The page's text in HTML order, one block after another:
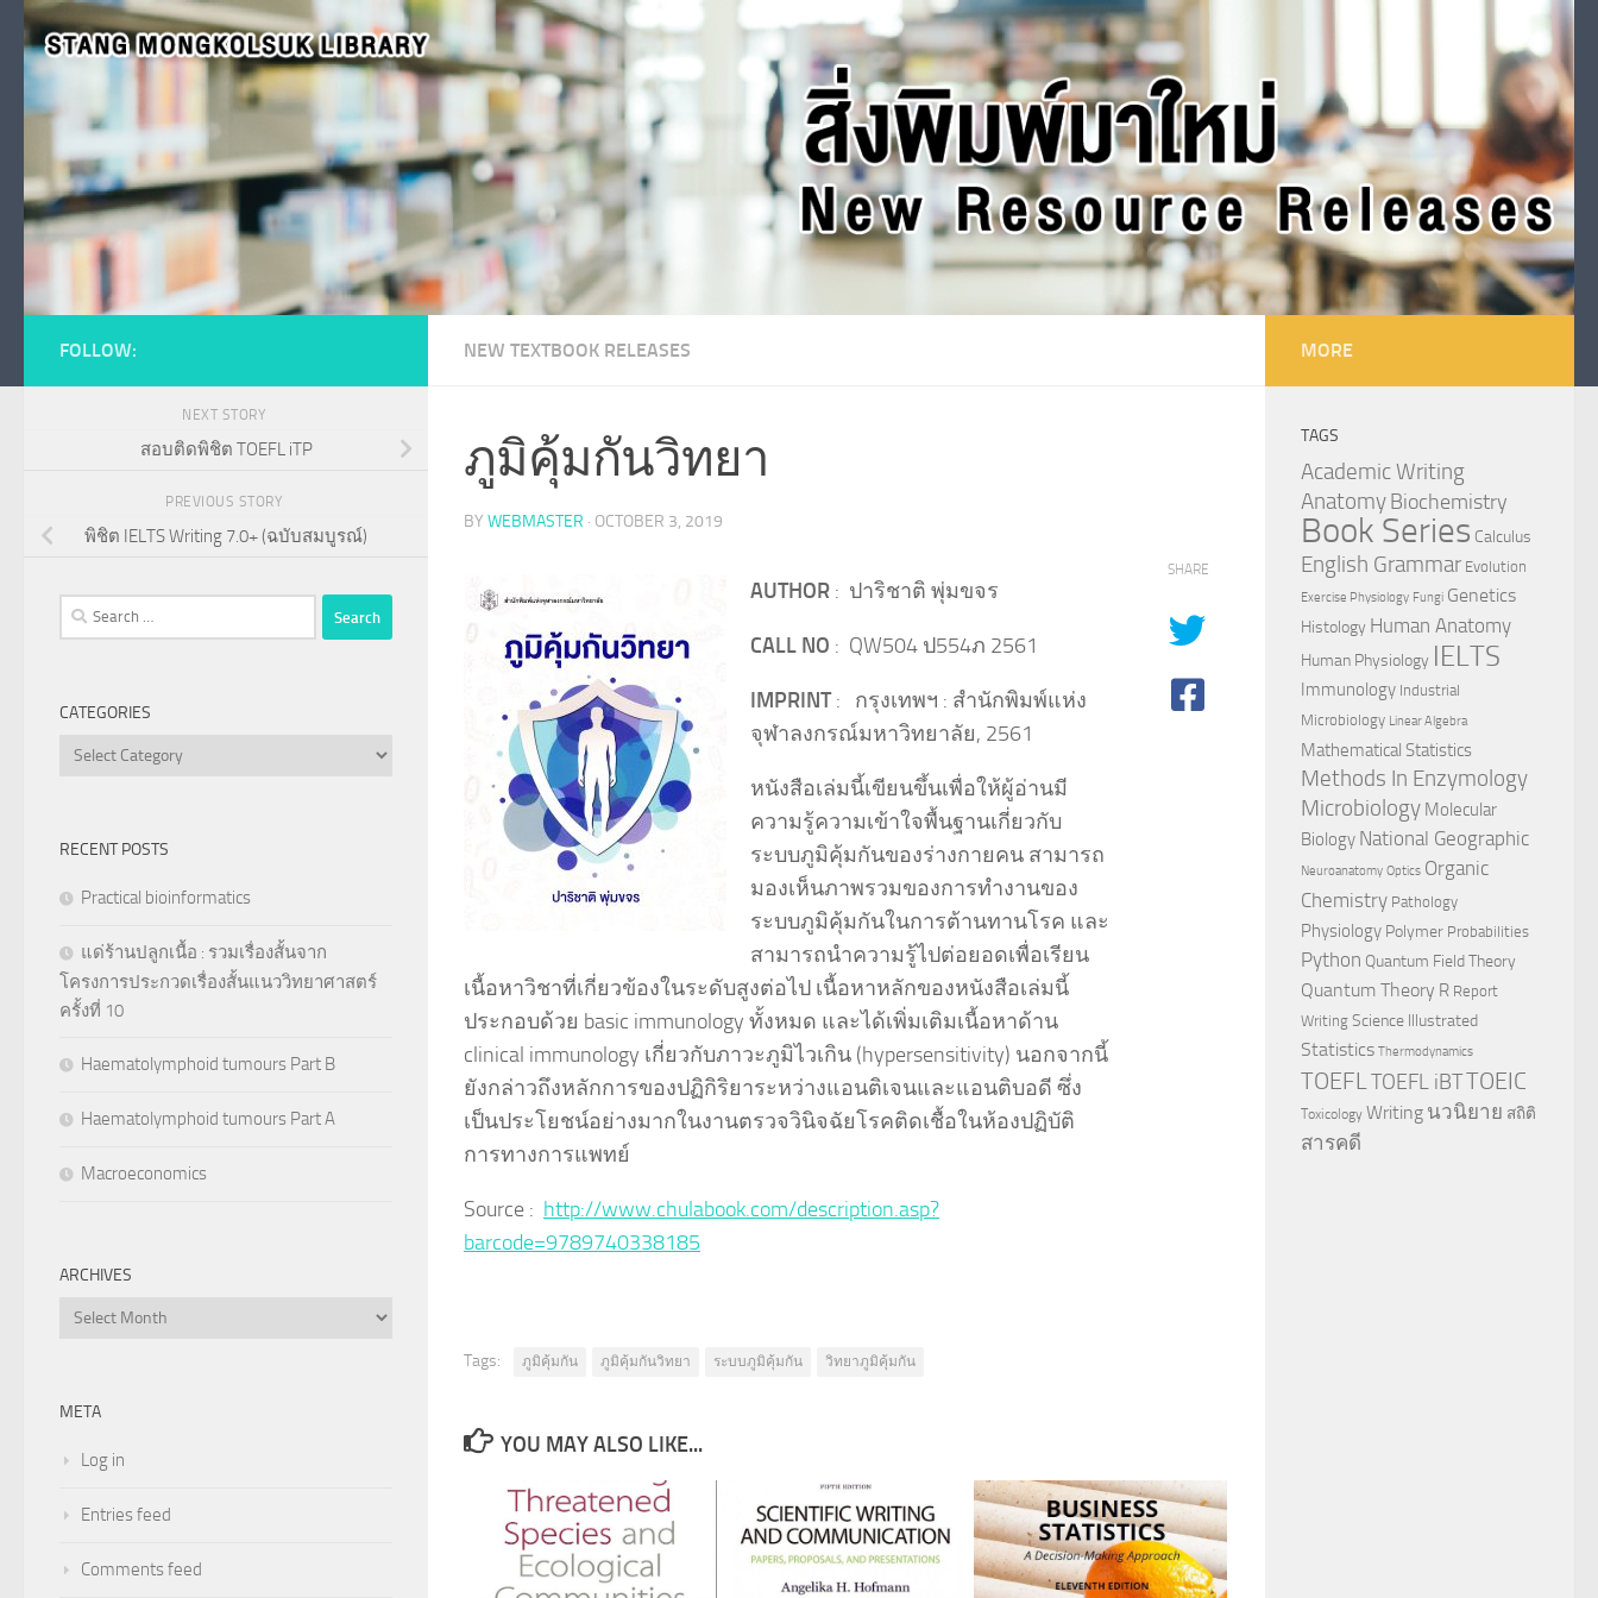
Skip to content
NEW TEXTBOOK RELEASES
ภูมิคุ้มกันวิทยา
BY WEBMASTER · OCTOBER 3, 2019
AUTHOR : ปาริชาติ พุ่มขจร
CALL NO : QW504 ป554ภ 2561
IMPRINT: กรุงเทพฯ : สำนักพิมพ์แห่ง
จุฬาลงกรณ์มหาวิทยาลัย, 2561
หนังสือเล่มนี้เขียนขึ้นเพื่อให้ผู้อ่านมี
ความรู้ความเข้าใจพื้นฐานเกี่ยวกับ
ระบบภูมิคุ้มกันของร่างกายคน สามารถ
มองเห็นภาพรวมของการทำงานของ
ระบบภูมิคุ้มกันในการต้านทานโรค และ
สามารถนำความรู้ไปต่อยอดเพื่อเรียน
เนื้อหาวิชาที่เกี่ยวข้องในระดับสูงต่อไป เนื้อหาหลักของหนังสือเล่มนี้
ประกอบด้วย basic immunology ทั้งหมด และได้เพิ่มเติมเนื้อหาด้าน
clinical immunology เกี่ยวกับภาวะภูมิไวเกิน (hypersensitivity) นอกจากนี้
ยังกล่าวถึงหลักการของปฏิกิริยาระหว่างแอนติเจนและแอนติบอดี ซึ่ง
เป็นประโยชน์อย่างมากในงานตรวจวินิจฉัยโรคติดเชื้อในห้องปฏิบัติ
การทางการแพทย์
Source : http://www.chulabook.com/description.asp?
barcode=9789740338185
SHARE
Tags: ภูมิคุ้มกัน ภูมิคุ้มกันวิทยา ระบบภูมิคุ้มกัน วิทยาภูมิคุ้มกัน
YOU MAY ALSO LIKE...
FOLLOW:
NEXT STORY
สอบติดพิชิต TOEFL iTP
PREVIOUS STORY
พิชิต IELTS Writing 7.0+ (ฉบับสมบูรณ์)
Search
for:
CATEGORIES
Categories
RECENT POSTS
Practical bioinformatics
แด่ร้านปลูกเนื้อ : รวมเรื่องสั้นจาก
โครงการประกวดเรื่องสั้นแนววิทยาศาสตร์
ครั้งที่ 10
Haematolymphoid tumours Part B
Haematolymphoid tumours Part A
Macroeconomics
ARCHIVES
Archives
META
Log in
Entries feed
Comments feed
MORE
TAGS
Academic Writing
AnatomyBiochemistry
Book Series Calculus
English Grammar Evolution
Exercise Physiology Fungi Genetics
Histology Human Anatomy
Human Physiology IELTS
Immunology Industrial
Microbiology Linear Algebra
Mathematical Statistics
Methods In Enzymology
Microbiology Molecular
Biology National Geographic
Neuroanatomy Optics Organic
Chemistry Pathology
Physiology Polymer Probabilities
Python Quantum Field Theory
Quantum Theory R Report
Writing Science Illustrated
Statistics Thermodynamics
TOEFL TOEFL iBTTOEIC
Toxicology Writing นวนิยาย สถิติ
สารคดี